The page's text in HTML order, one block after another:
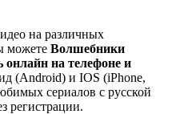
на различных
можете Волшебники
онлайн на телефоне и
(Android) и IOS (iPhone,
сериалов с русской
регистрации.